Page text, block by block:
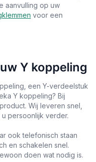
aanvulling op uw
voor een
Y koppeling
een Y-verdeelstuk
Y koppeling? Bij
Wij leveren snel,
persoonlijk verder.
ook telefonisch staan
en schakelen snel.
doen wat nodig is.